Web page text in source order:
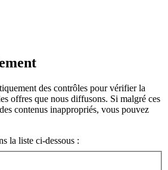
des contrôles pour vérifier la
offres que nous diffusons. Si malgré ces
contenus inappropriés, vous pouvez
la liste ci-dessous :